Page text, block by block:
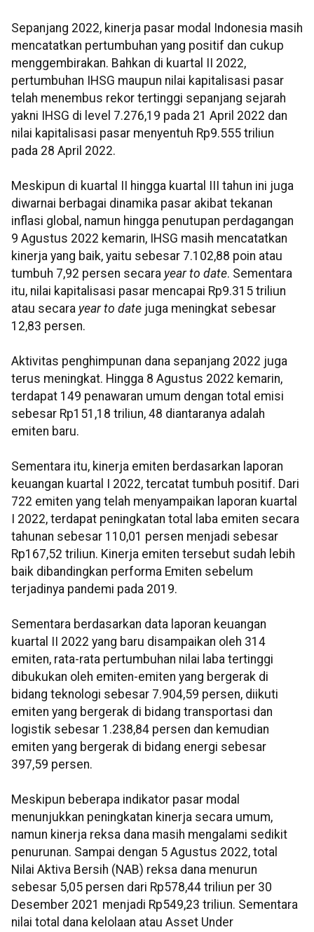
Sepanjang 2022, kinerja pasar modal Indonesia masih
mencatatkan pertumbuhan yang positif dan cukup
menggembirakan. Bahkan di kuartal II 2022,
pertumbuhan IHSG maupun nilai kapitalisasi pasar
telah menembus rekor tertinggi sepanjang sejarah
yakni IHSG di level 7.276,19 pada 21 April 2022 dan
nilai kapitalisasi pasar menyentuh Rp9.555 triliun
pada 28 April 2022.
Meskipun di kuartal II hingga kuartal III tahun ini juga
diwarnai berbagai dinamika pasar akibat tekanan
inflasi global, namun hingga penutupan perdagangan
9 Agustus 2022 kemarin, IHSG masih mencatatkan
kinerja yang baik, yaitu sebesar 7.102,88 poin atau
tumbuh 7,92 persen secara year to date. Sementara
itu, nilai kapitalisasi pasar mencapai Rp9.315 triliun
atau secara year to date juga meningkat sebesar
12,83 persen.
Aktivitas penghimpunan dana sepanjang 2022 juga
terus meningkat. Hingga 8 Agustus 2022 kemarin,
terdapat 149 penawaran umum dengan total emisi
sebesar Rp151,18 triliun, 48 diantaranya adalah
emiten baru.
Sementara itu, kinerja emiten berdasarkan laporan
keuangan kuartal I 2022, tercatat tumbuh positif. Dari
722 emiten yang telah menyampaikan laporan kuartal
I 2022, terdapat peningkatan total laba emiten secara
tahunan sebesar 110,01 persen menjadi sebesar
Rp167,52 triliun. Kinerja emiten tersebut sudah lebih
baik dibandingkan performa Emiten sebelum
terjadinya pandemi pada 2019.
Sementara berdasarkan data laporan keuangan
kuartal II 2022 yang baru disampaikan oleh 314
emiten, rata-rata pertumbuhan nilai laba tertinggi
dibukukan oleh emiten-emiten yang bergerak di
bidang teknologi sebesar 7.904,59 persen, diikuti
emiten yang bergerak di bidang transportasi dan
logistik sebesar 1.238,84 persen dan kemudian
emiten yang bergerak di bidang energi sebesar
397,59 persen.
Meskipun beberapa indikator pasar modal
menunjukkan peningkatan kinerja secara umum,
namun kinerja reksa dana masih mengalami sedikit
penurunan. Sampai dengan 5 Agustus 2022, total
Nilai Aktiva Bersih (NAB) reksa dana menurun
sebesar 5,05 persen dari Rp578,44 triliun per 30
Desember 2021 menjadi Rp549,23 triliun. Sementara
nilai total dana kelolaan atau Asset Under